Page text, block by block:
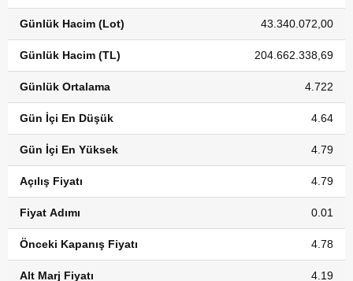
Günlük Hacim (Lot) 43.340.072,00
Günlük Hacim (TL) 204.662.338,69
Günlük Ortalama 4.722
Gün İçi En Düşük 4.64
Gün İçi En Yüksek 4.79
Açılış Fiyatı 4.79
Fiyat Adımı 0.01
Önceki Kapanış Fiyatı 4.78
Alt Marj Fiyatı 4.19